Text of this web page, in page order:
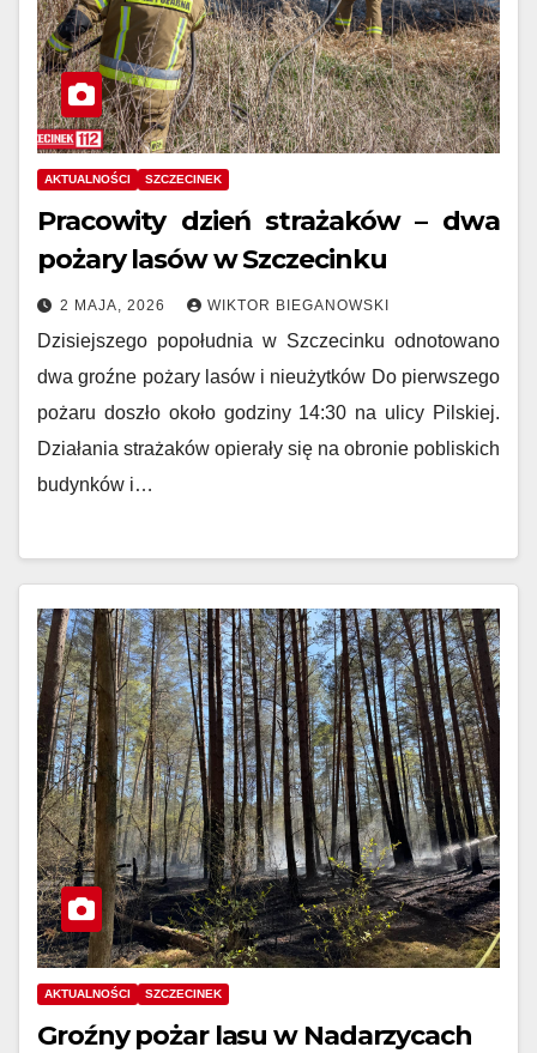
AKTUALNOŚCI SZCZECINEK
Pracowity dzień strażaków – dwa
pożary lasów w Szczecinku
2 MAJA, 2026 WIKTOR BIEGANOWSKI
Dzisiejszego popołudnia w Szczecinku odnotowano
dwa groźne pożary lasów i nieużytków Do pierwszego
pożaru doszło około godziny 14:30 na ulicy Pilskiej.
Działania strażaków opierały się na obronie pobliskich
budynków i…
AKTUALNOŚCI SZCZECINEK
Groźny pożar lasu w Nadarzycach